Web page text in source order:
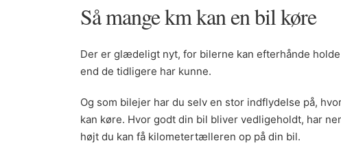
Så mange km kan en bil køre
Der er glædeligt nyt, for bilerne kan efterhånde
end de tidligere har kunne.
Og som bilejer har du selv en stor indflydelse på,
kan køre. Hvor godt din bil bliver vedligeholdt, har
højt du kan få kilometertælleren op på din bil.